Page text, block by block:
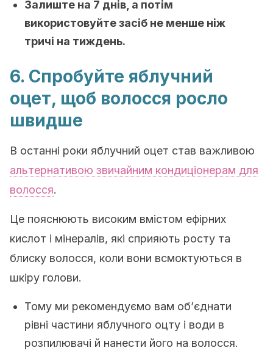
Залиште на 7 днів, а потім
використовуйте засіб не менше ніж
тричі на тиждень.
6. Спробуйте яблучний
оцет, щоб волосся росло
швидше
В останні роки яблучний оцет став важливою
альтернативою звичайним кондиціонерам для
волосся.
Це пояснюють високим вмістом ефірних
кислот і мінералів, які сприяють росту та
блиску волосся, коли вони всмоктуються в
шкіру голови.
Тому ми рекомендуємо вам об’єднати
рівні частини яблучного оцту і води в
розпилювачі й нанести його на волосся.